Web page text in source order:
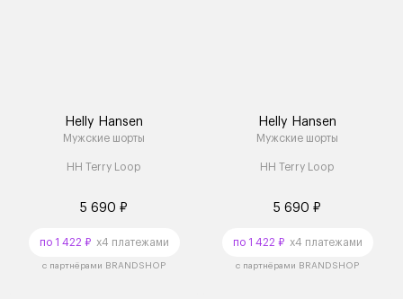
Helly Hansen
Мужские шорты
HH Terry Loop
5 690 ₽
по 1 422 ₽x4 платежами
с партнёрами BRANDSHOP
Helly Hansen
Мужские шорты
HH Terry Loop
5 690 ₽
по 1 422 ₽x4 платежами
с партнёрами BRANDSHOP